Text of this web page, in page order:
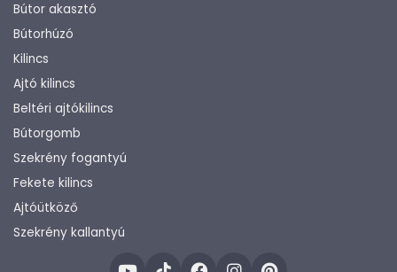
Bútor akasztó
Bútorhúzó
Kilincs
Ajtó kilincs
Beltéri ajtókilincs
Bútorgomb
Szekrény fogantyú
Fekete kilincs
Ajtóütköző
Szekrény kallantyú